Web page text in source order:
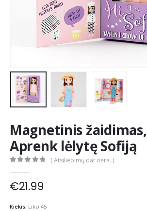
Magnetinis žaidimas,
Aprenk lėlytę Sofiją
( Atsiliepimų dar nėra. )
€21.99
Kiekis: Liko 45